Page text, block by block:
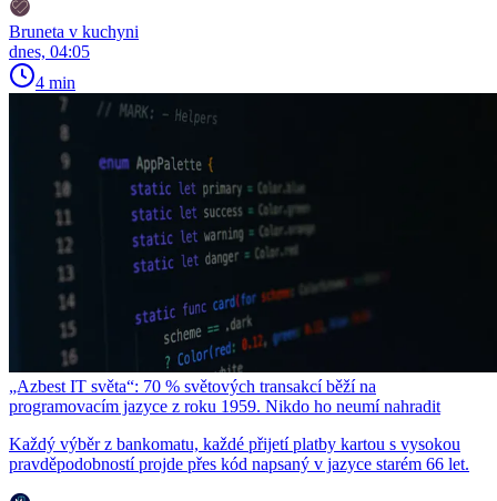
Bruneta v kuchyni
dnes, 04:05
4 min
„Azbest IT světa“: 70 % světových transakcí běží na
programovacím jazyce z roku 1959. Nikdo ho neumí nahradit
Každý výběr z bankomatu, každé přijetí platby kartou s vysokou
pravděpodobností projde přes kód napsaný v jazyce starém 66 let.